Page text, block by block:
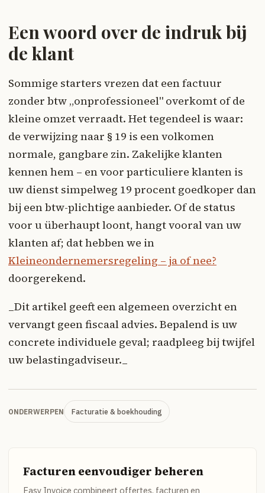
Een woord over de indruk bij
de klant
Sommige starters vrezen dat een factuur
zonder btw „onprofessioneel" overkomt of de
kleine omzet verraadt. Het tegendeel is waar:
de verwijzing naar § 19 is een volkomen
normale, gangbare zin. Zakelijke klanten
kennen hem – en voor particuliere klanten is
uw dienst simpelweg 19 procent goedkoper dan
bij een btw-plichtige aanbieder. Of de status
voor u überhaupt loont, hangt vooral van uw
klanten af; dat hebben we in
Kleineondernemersregeling – ja of nee?
doorgerekend.
_Dit artikel geeft een algemeen overzicht en
vervangt geen fiscaal advies. Bepalend is uw
concrete individuele geval; raadpleeg bij twijfel
uw belastingadviseur._
ONDERWERPEN Facturatie & boekhouding
Facturen eenvoudiger beheren
Easy Invoice combineert offertes, facturen en